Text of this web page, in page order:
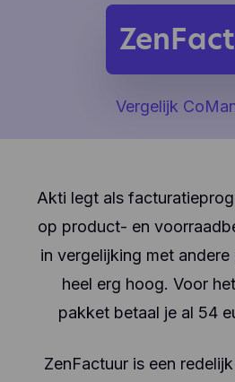
Vergelijk
Akti legt als
op product- en
in vergelijking met andere
heel erg hoog. Voor
pakket betaal je al 54
ZenFactuur is een